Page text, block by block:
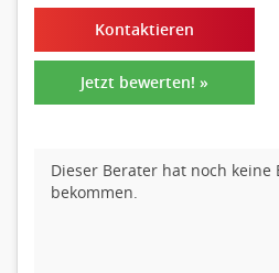
Kontaktieren
Jetzt bewerten! »
Dieser Berater hat noch keine
bekommen.